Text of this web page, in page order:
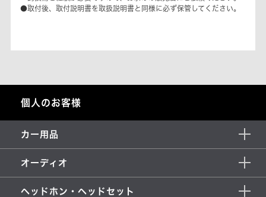
●取付後、取付説明書を取扱説明書と同様に必ず保管してください。
個人のお客様
カー用品
オーディオ
ヘッドホン・ヘッドセット